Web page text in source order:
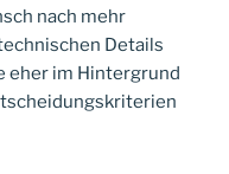
nach mehr
Details
eher im Hintergrund